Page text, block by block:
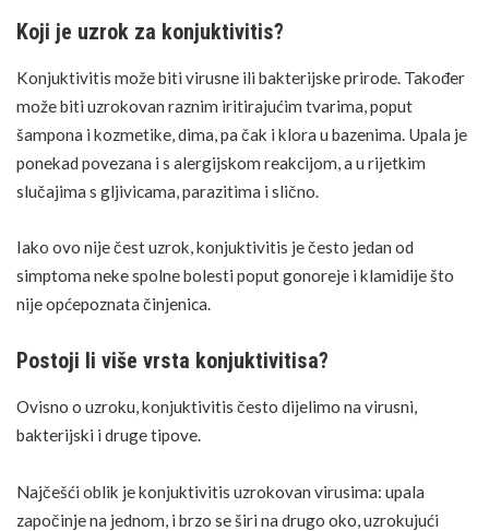
Koji je uzrok za konjuktivitis?
Konjuktivitis može biti virusne ili bakterijske prirode. Također
može biti uzrokovan raznim iritirajućim tvarima, poput
šampona i kozmetike, dima, pa čak i klora u bazenima. Upala je
ponekad povezana i s alergijskom reakcijom, a u rijetkim
slučajima s gljivicama, parazitima i slično.
Iako ovo nije čest uzrok, konjuktivitis je često jedan od
simptoma nekespolne bolesti poputgonoreje i klamidije što
nije općepoznata činjenica.
Postoji li više vrsta konjuktivitisa?
Ovisno o uzroku, konjuktivitis često dijelimo na virusni,
bakterijski i druge tipove.
Najčešći oblik je konjuktivitis uzrokovan virusima: upala
započinje na jednom, i brzo se širi na drugo oko, uzrokujući